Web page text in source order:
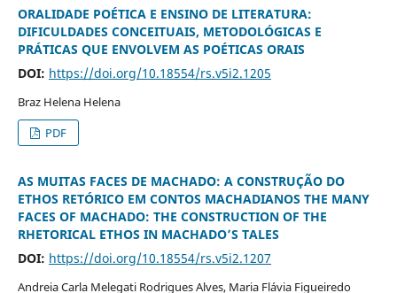
ORALIDADE POÉTICA E ENSINO DE LITERATURA:
DIFICULDADES CONCEITUAIS, METODOLÓGICAS E
PRÁTICAS QUE ENVOLVEM AS POÉTICAS ORAIS
DOI: https://doi.org/10.18554/rs.v5i2.1205
Braz Helena Helena
PDF
AS MUITAS FACES DE MACHADO: A CONSTRUÇÃO DO
ETHOS RETÓRICO EM CONTOS MACHADIANOS THE MANY
FACES OF MACHADO: THE CONSTRUCTION OF THE
RHETORICAL ETHOS IN MACHADO’S TALES
DOI: https://doi.org/10.18554/rs.v5i2.1207
Andreia Carla Melegati Rodrigues Alves, Maria Flávia Figueiredo